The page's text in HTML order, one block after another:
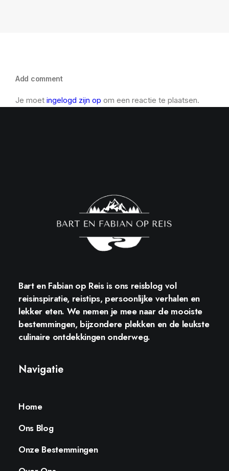
Add comment
Je moet ingelogd zijn op om een reactie te plaatsen.
Bart en Fabian op Reisis ons reisblog vol
reisinspiratie, reistips, persoonlijke verhalen en
lekker eten. We nemen je mee naar de mooiste
bestemmingen, bijzondere plekken en de leukste
culinaire ontdekkingen onderweg.
Navigatie
Home
Ons Blog
Onze Bestemmingen